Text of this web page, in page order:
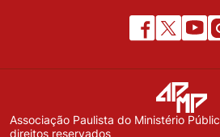
Associação Paulista do Ministério
direitos reservados